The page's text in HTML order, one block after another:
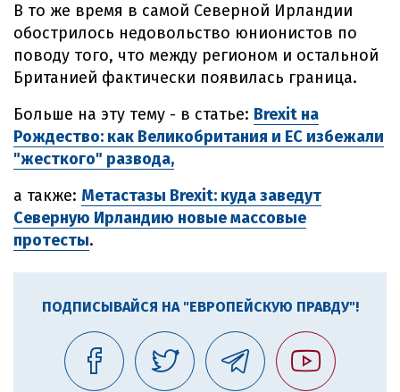
В то же время в самой Северной Ирландии
обострилось недовольство юнионистов по
поводу того, что между регионом и остальной
Британией фактически появилась граница.
Больше на эту тему - в статье: Brexit на
Рождество: как Великобритания и ЕС избежали
"жесткого" развода,
а также: Метастазы Brexit: куда заведут
Северную Ирландию новые массовые
протесты.
ПОДПИСЫВАЙСЯ НА "ЕВРОПЕЙСКУЮ ПРАВДУ"!